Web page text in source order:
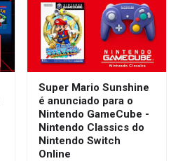
Super Mario Sunshine
é anunciado para o
Nintendo GameCube -
Nintendo Classics do
Nintendo Switch
Online